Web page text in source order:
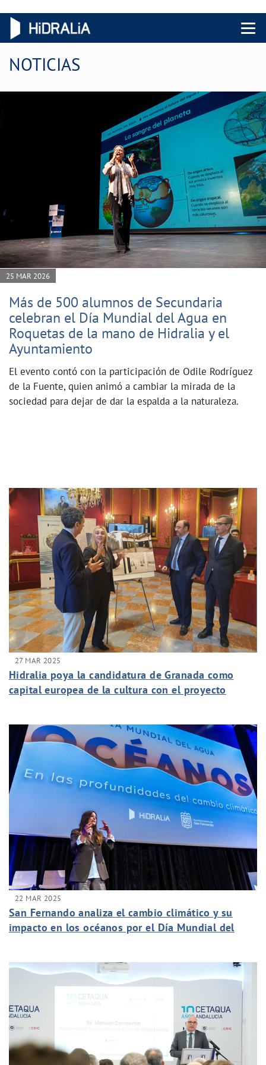
Menu
NOTICIAS
25 MAR 2026
Más de 500 alumnos de Secundaria
celebran el Día Mundial del Agua en
Roquetas de la mano de Hidralia y el
Ayuntamiento
El evento contó con la participación de Odile Rodríguez
de la Fuente, quien animó a cambiar la mirada de la
sociedad para dejar de dar la espalda a la naturaleza.
27 MAR 2025
Hidralia poya la candidatura de Granada como
capital europea de la cultura con el proyecto
22 MAR 2025
San Fernando analiza el cambio climático y su
impacto en los océanos por el Día Mundial del